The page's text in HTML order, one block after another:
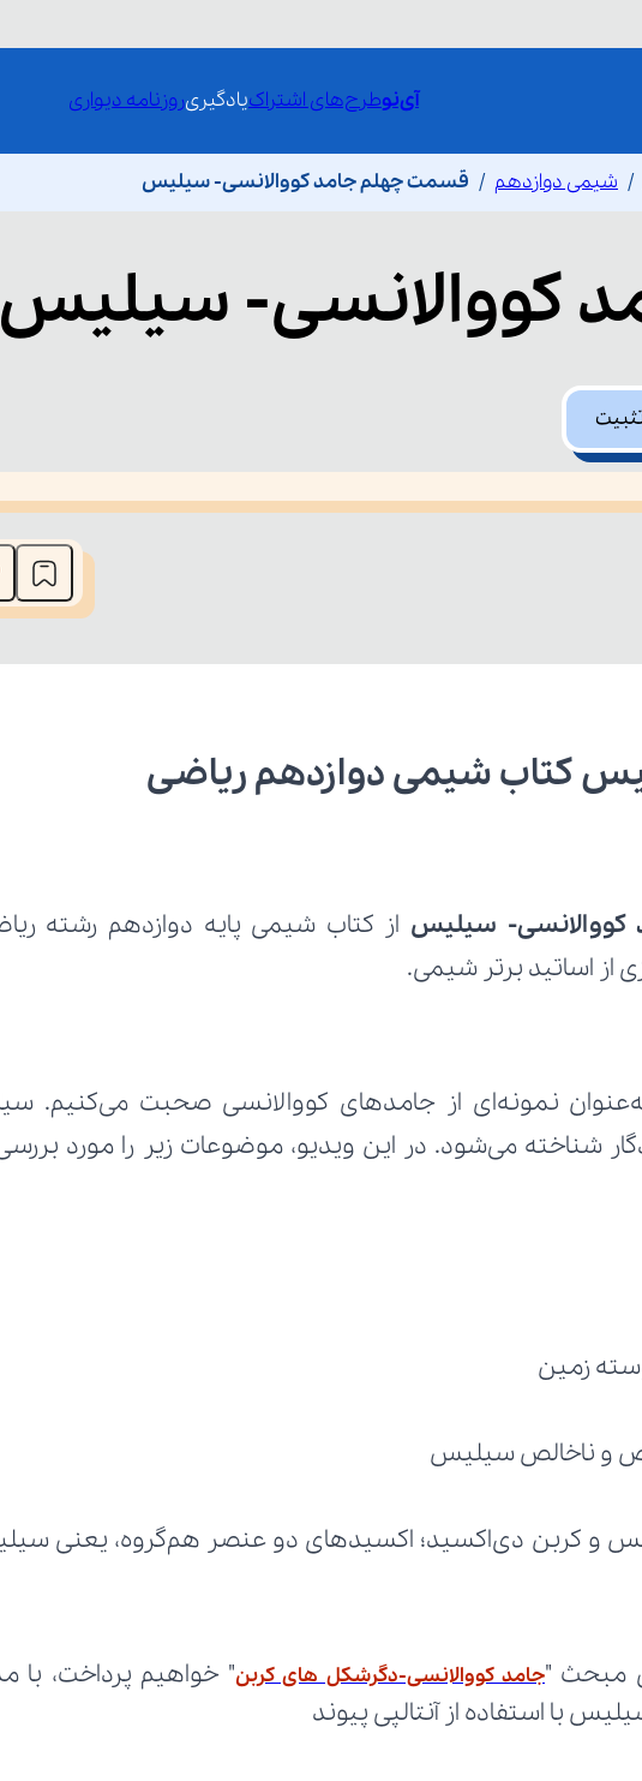
آی‌نوطرح‌های اشتراکیادگیریروزنامه دیواری
شیمی دوازدهم قسمت چهلم جامد کووالانسی- سیلیس
کووالانسی- سیلیس
کتاب شیمی دوازدهم ریاضی
کووالانسی- سیلیس
از اساتید برتر شیمی.
زمین
و ناخالص سیلیس
با استفاده از آنتالپی پیوند
مبحث "جامد کووالانسی-دگرشکل های کربن